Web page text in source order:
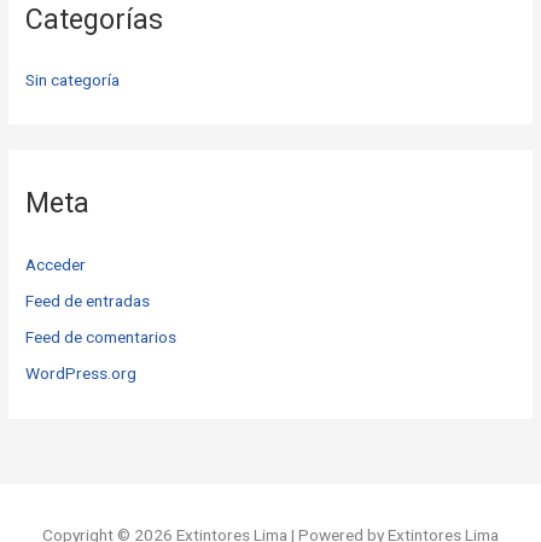
Categorías
Sin categoría
Meta
Acceder
Feed de entradas
Feed de comentarios
WordPress.org
Copyright © 2026 Extintores Lima | Powered by Extintores Lima